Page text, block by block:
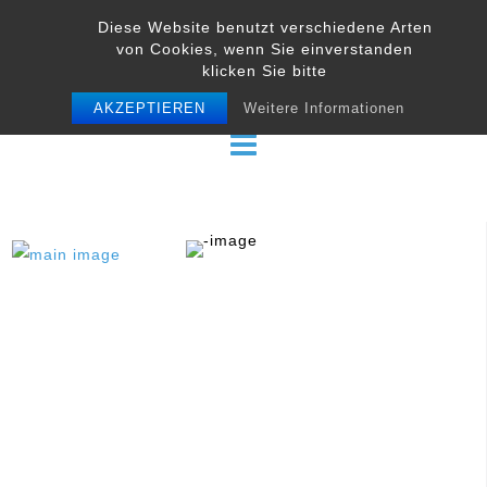
Diese Website benutzt verschiedene Arten
von Cookies, wenn Sie einverstanden
klicken Sie bitte
AKZEPTIEREN Weitere Informationen